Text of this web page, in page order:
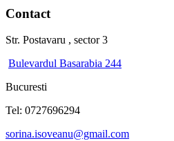
Contact
Str. Postavaru , sector 3
Bulevardul Basarabia 244
Bucuresti
Tel: 0727696294
sorina.isoveanu@gmail.com